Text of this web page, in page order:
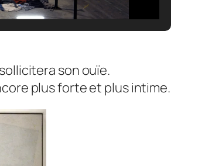
son ouïe.
plus forte et plus intime.